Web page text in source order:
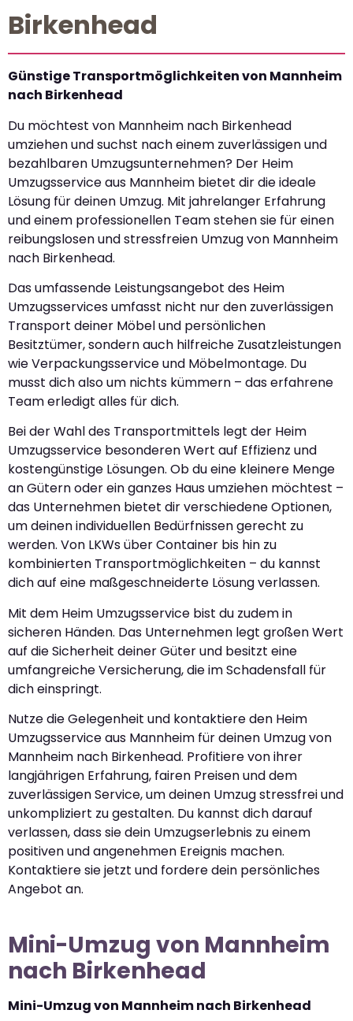
Birkenhead
Günstige Transportmöglichkeiten von Mannheim
nach Birkenhead
Du möchtest von Mannheim nach Birkenhead
umziehen und suchst nach einem zuverlässigen und
bezahlbaren Umzugsunternehmen? Der Heim
Umzugsservice aus Mannheim bietet dir die ideale
Lösung für deinen Umzug. Mit jahrelanger Erfahrung
und einem professionellen Team stehen sie für einen
reibungslosen und stressfreien Umzug von Mannheim
nach Birkenhead.
Das umfassende Leistungsangebot des Heim
Umzugsservices umfasst nicht nur den zuverlässigen
Transport deiner Möbel und persönlichen
Besitztümer, sondern auch hilfreiche Zusatzleistungen
wie Verpackungsservice und Möbelmontage. Du
musst dich also um nichts kümmern – das erfahrene
Team erledigt alles für dich.
Bei der Wahl des Transportmittels legt der Heim
Umzugsservice besonderen Wert auf Effizienz und
kostengünstige Lösungen. Ob du eine kleinere Menge
an Gütern oder ein ganzes Haus umziehen möchtest –
das Unternehmen bietet dir verschiedene Optionen,
um deinen individuellen Bedürfnissen gerecht zu
werden. Von LKWs über Container bis hin zu
kombinierten Transportmöglichkeiten – du kannst
dich auf eine maßgeschneiderte Lösung verlassen.
Mit dem Heim Umzugsservice bist du zudem in
sicheren Händen. Das Unternehmen legt großen Wert
auf die Sicherheit deiner Güter und besitzt eine
umfangreiche Versicherung, die im Schadensfall für
dich einspringt.
Nutze die Gelegenheit und kontaktiere den Heim
Umzugsservice aus Mannheim für deinen Umzug von
Mannheim nach Birkenhead. Profitiere von ihrer
langjährigen Erfahrung, fairen Preisen und dem
zuverlässigen Service, um deinen Umzug stressfrei und
unkompliziert zu gestalten. Du kannst dich darauf
verlassen, dass sie dein Umzugserlebnis zu einem
positiven und angenehmen Ereignis machen.
Kontaktiere sie jetzt und fordere dein persönliches
Angebot an.
Mini-Umzug von Mannheim
nach Birkenhead
Mini-Umzug von Mannheim nach Birkenhead